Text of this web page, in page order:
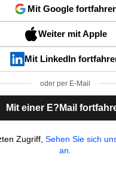
Mit Google
Weiter mit Apple
Mit LinkedIn
oder per E-Mail
Mit einer E?Mail
Zugriff, Sehen Sie sich
an.